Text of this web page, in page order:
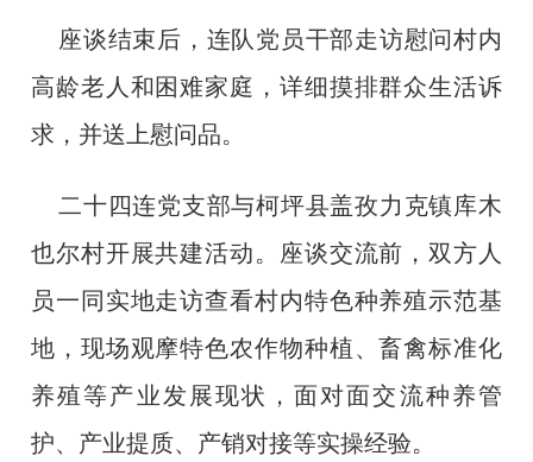
座谈结束后，连队党员干部走访慰问村内
高龄老人和困难家庭，详细摸排群众生活诉
求，并送上慰问品。
二十四连党支部与柯坪县盖孜力克镇库木
也尔村开展共建活动。座谈交流前，双方人
员一同实地走访查看村内特色种养殖示范基
地，现场观摩特色农作物种植、畜禽标准化
养殖等产业发展现状，面对面交流种养管
护、产业提质、产销对接等实操经验。